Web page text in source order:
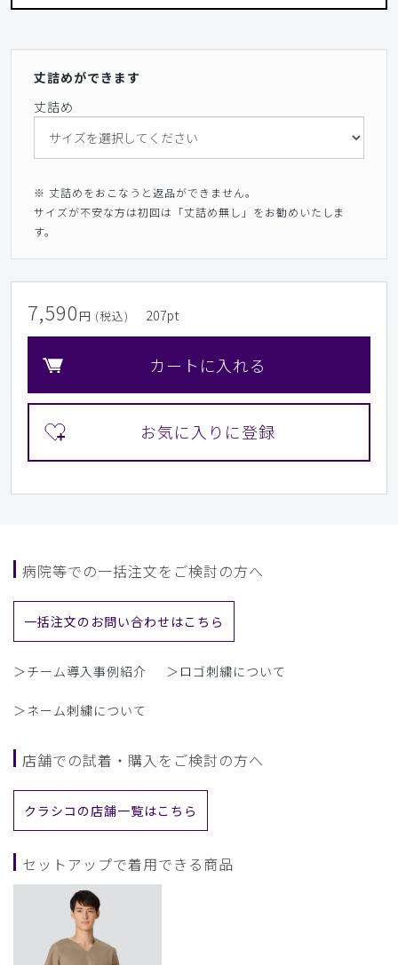
丈詰めができます
丈詰め
※ 丈詰めをおこなうと返品ができません。
サイズが不安な方は初回は「丈詰め無し」をお勧めいたしま
す。
7,590 円 (税込) 207pt
カートに入れる
病院等での一括注文をご検討の方へ
一括注文のお問い合わせはこちら
＞チーム導入事例紹介 ＞ロゴ刺繍について
＞ネーム刺繍について
店舗での試着・購入をご検討の方へ
クラシコの店舗一覧はこちら
セットアップで着用できる商品